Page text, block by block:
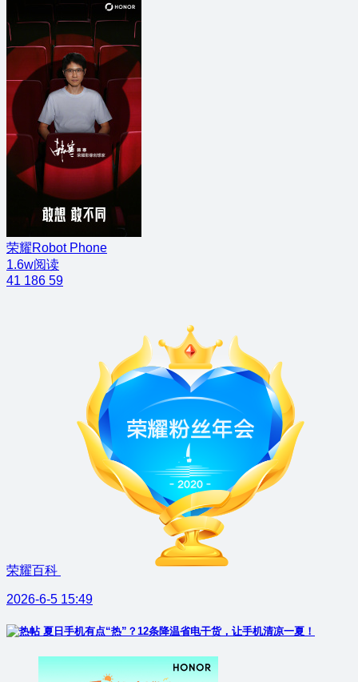
荣耀Robot Phone
1.6w阅读
41 186 59
荣耀百科
2026-6-5 15:49
夏日手机有点“热”？12条降温省电干货，让手机清凉一夏！